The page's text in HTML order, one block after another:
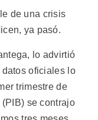
de una crisis
ya pasó.
lo advirtió
oficiales lo
trimestre de
se contrajo